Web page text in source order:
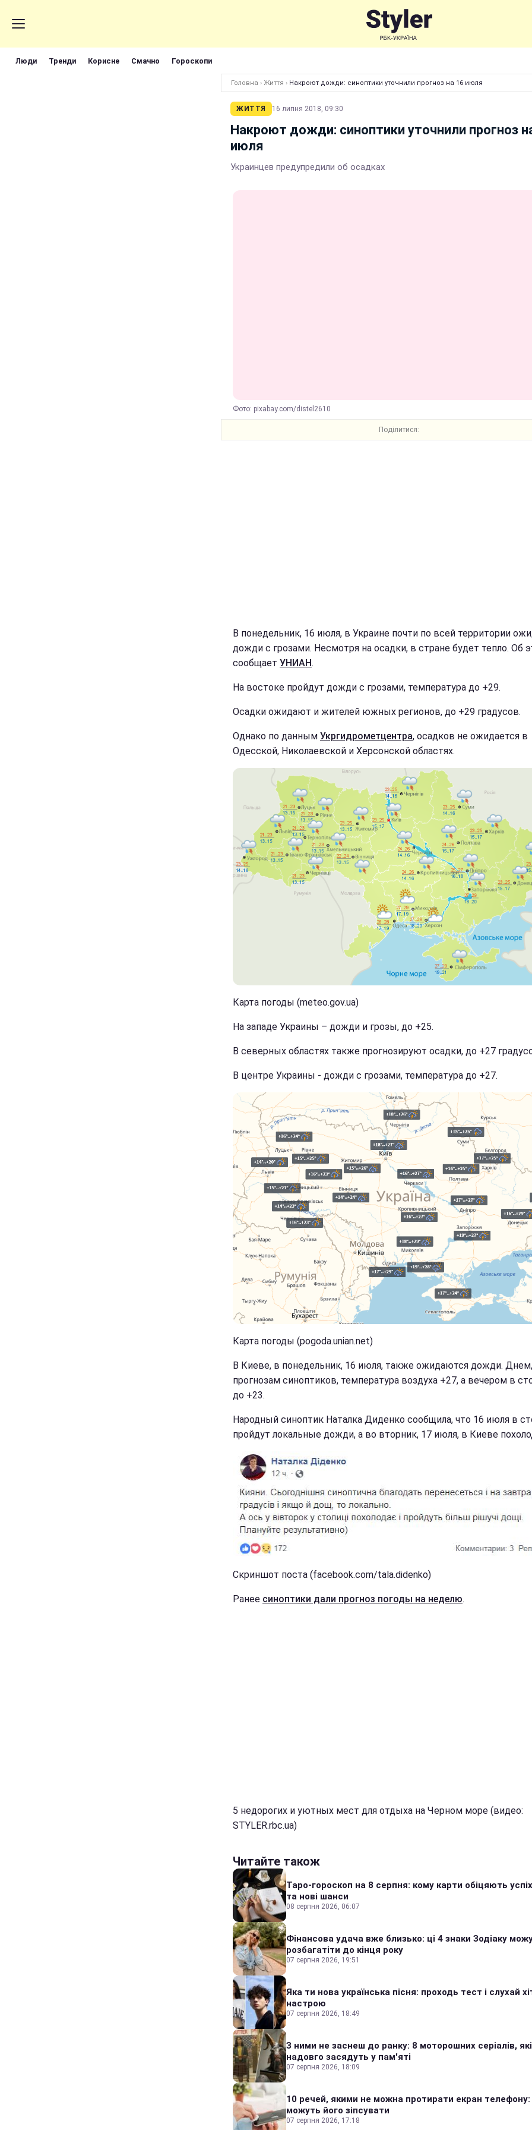
Люди Тренди Корисне Смачно Гороскопи
Головна › Життя › Накроют дожди: синоптики уточнили прогноз на 16 июля
ЖИТТЯ 16 липня 2018, 09:30
Накроют дожди: синоптики уточнили прогноз
июля
Украинцев предупредили об осадках
Фото: pixabay.com/distel2610
Поділитися:
В понедельник, 16 июля, в Украине почти по всей территории
дожди с грозами. Несмотря на осадки, в стране будет тепло. Об
сообщает УНИАН.
На востоке пройдут дожди с грозами, температура до +29.
Осадки ожидают и жителей южных регионов, до +29 градусов.
Однако по данным Укргидрометцентра, осадков не ожидается в
Одесской, Николаевской и Херсонской областях.
Карта погоды (meteo.gov.ua)
На западе Украины – дожди и грозы, до +25.
В северных областях также прогнозируют осадки, до +27
В центре Украины - дожди с грозами, температура до +27.
Карта погоды (pogoda.unian.net)
В Киеве, в понедельник, 16 июля, также ожидаются дожди.
прогнозам синоптиков, температура воздуха +27, а вечером в
до +23.
Народный синоптик Наталка Диденко сообщила, что 16 июля в
пройдут локальные дожди, а во вторник, 17 июля, в Киеве
Скриншот поста (facebook.com/tala.didenko)
Ранее синоптики дали прогноз погоды на неделю.
5 недорогих и уютных мест для отдыха на Черном море (видео:
STYLER.rbc.ua)
Читайте також
Таро-гороскоп на 8 серпня: кому карти обіцяють
та нові шанси
08 серпня 2026, 06:07
Фінансова удача вже близько: ці 4 знаки Зодіаку
розбагатіти до кінця року
07 серпня 2026, 19:51
Яка ти нова українська пісня: проходь тест і слухай
настрою
07 серпня 2026, 18:49
З ними не заснеш до ранку: 8 моторошних серіалів, які
надовго засядуть у пам'яті
07 серпня 2026, 18:09
10 речей, якими не можна протирати екран
можуть його зіпсувати
07 серпня 2026, 17:18